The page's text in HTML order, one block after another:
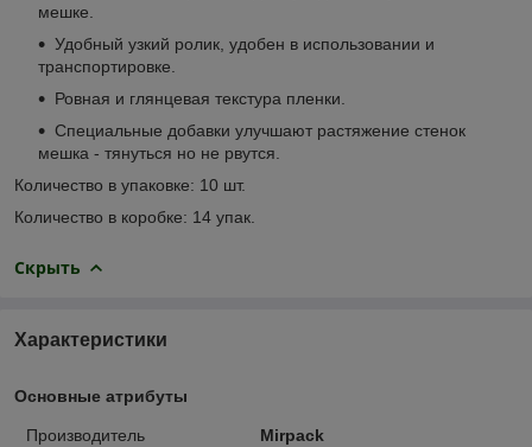
мешке.
Удобный узкий ролик, удобен в использовании и
транспортировке.
Ровная и глянцевая текстура пленки.
Специальные добавки улучшают растяжение стенок
мешка - тянуться но не рвутся.
Количество в упаковке: 10 шт.
Количество в коробке: 14 упак.
Скрыть
Характеристики
Основные атрибуты
Производитель
Mirpack